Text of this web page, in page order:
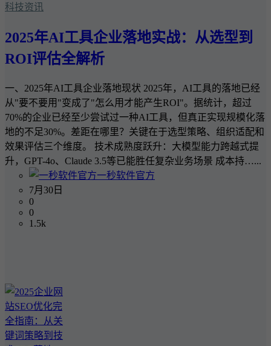
科技资讯
2025年AI工具企业落地实战：从选型到
ROI评估全解析
一、2025年AI工具企业落地现状 2025年，AI工具的落地已经
从"要不要用"变成了"怎么用才能产生ROI"。据统计，超过
70%的企业已经至少尝试过一种AI工具，但真正实现规模化落
地的不足30%。差距在哪里？关键在于选型策略、组织适配和
效果评估三个维度。 技术成熟度跃升：大模型能力跨越式提
升，GPT-4o、Claude 3.5等已能胜任复杂业务场景 成本持…...
一秒软件官方
7月30日
0
0
1.5k